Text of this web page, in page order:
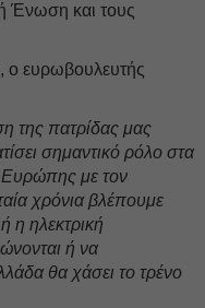
Ένωση και τους
ο ευρωβουλευτής
της πατρίδας μας
σημαντικό ρόλο στα
Ευρώπης με τον
χρόνια βλέπουμε
η ηλεκτρική
ή να
θα χάσει το τρένο